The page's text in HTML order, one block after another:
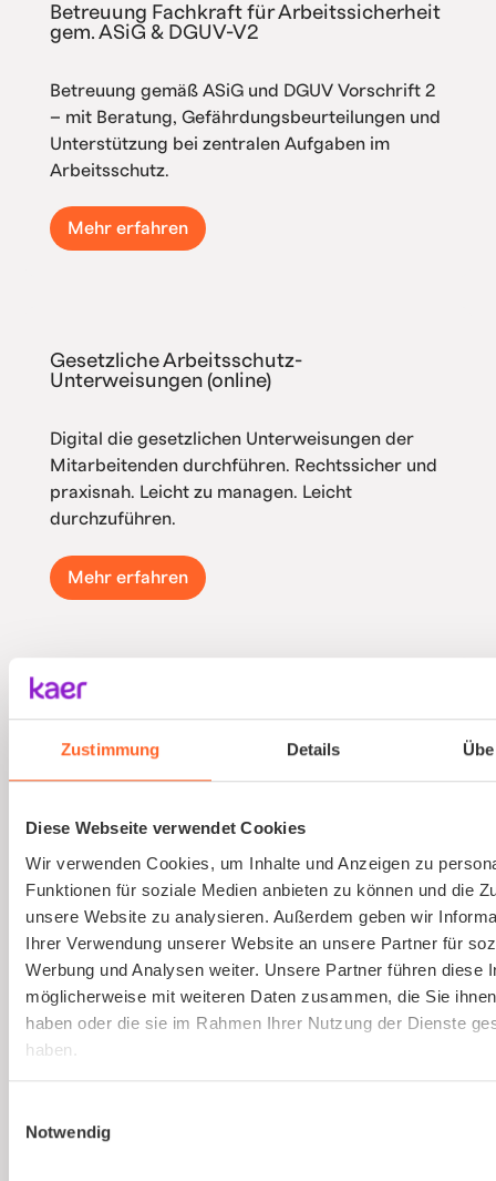
Zustimmung Details
Diese Webseite verwendet Cookies
Wir verwenden Cookies, um Inhalte und Anzeigen zu
Funktionen für soziale Medien anbieten zu können und die
unsere Website zu analysieren. Außerdem geben wir
Ihrer Verwendung unserer Website an unsere Partner für
Werbung und Analysen weiter. Unsere Partner führen diese
möglicherweise mit weiteren Daten zusammen, die Sie
haben oder die sie im Rahmen Ihrer Nutzung der Dienste
haben.
Notwendig
Betreuung Fachkraft für Arbeitssicherheit
gem. ASiG & DGUV-V2
Betreuung gemäß ASiG und DGUV Vorschrift 2
– mit Beratung, Gefährdungsbeurteilungen und
Unterstützung bei zentralen Aufgaben im
Arbeitsschutz.
Mehr erfahren
Gesetzliche Arbeitsschutz-
Unterweisungen (online)
Digital die gesetzlichen Unterweisungen der
Mitarbeitenden durchführen. Rechtssicher und
praxisnah. Leicht zu managen. Leicht
durchzuführen.
Mehr erfahren
Online und live die Ausbildung zum
und interessant.
Mehr erfahren